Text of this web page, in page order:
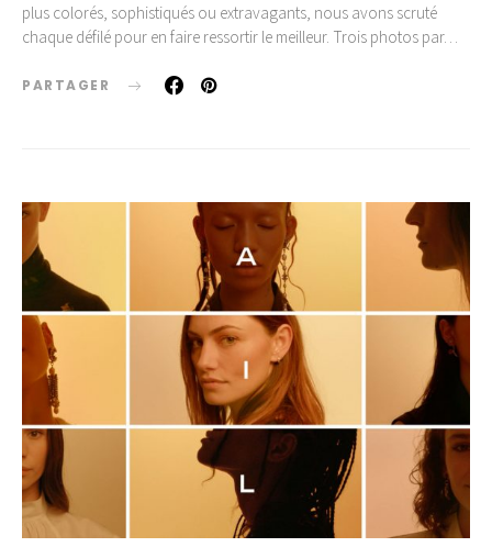
plus colorés, sophistiqués ou extravagants, nous avons scruté
chaque défilé pour en faire ressortir le meilleur. Trois photos par…
PARTAGER